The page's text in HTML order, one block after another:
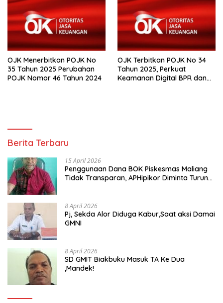
OJK Menerbitkan POJK No
35 Tahun 2025 Perubahan
POJK Nomor 46 Tahun 2024
OJK Terbitkan POJK No 34
Tahun 2025, Perkuat
Keamanan Digital BPR dan
Berita Terbaru
15 April 2026
Penggunaan Dana BOK Piskesmas Maliang
Tidak Transparan, APHipikor Diminta Turun
8 April 2026
Pj, Sekda Alor Diduga Kabur,Saat aksi Damai
GMNI
8 April 2026
SD GMIT Biakbuku Masuk TA Ke Dua
,Mandek!